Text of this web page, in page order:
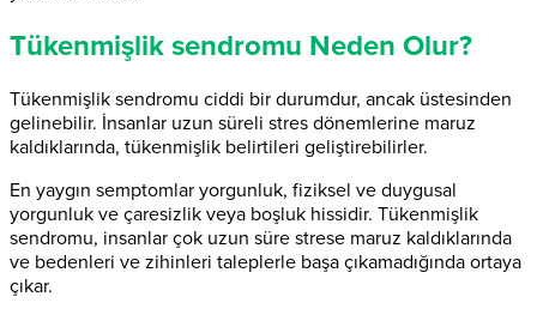
Tükenmişlik sendromu Neden Olur?
Tükenmişlik sendromu ciddi bir durumdur, ancak üstesinden
gelinebilir. İnsanlar uzun süreli stres dönemlerine maruz
kaldıklarında, tükenmişlik belirtileri geliştirebilirler.
En yaygın semptomlar yorgunluk, fiziksel ve duygusal
yorgunluk ve çaresizlik veya boşluk hissidir. Tükenmişlik
sendromu, insanlar çok uzun süre strese maruz kaldıklarında
ve bedenleri ve zihinleri taleplerle başa çıkamadığında ortaya
çıkar.